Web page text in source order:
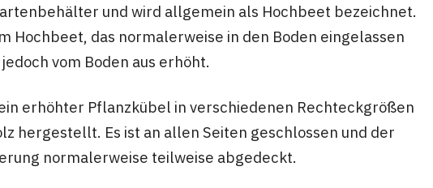
und wird allgemein als Hochbeet bezeichnet.
Hochbeet, das normalerweise in den Boden eingelassen
vom Boden aus erhöht.
erhöhter Pflanzkübel in verschiedenen Rechteckgrößen
hergestellt. Es ist an allen Seiten geschlossen und der
normalerweise teilweise abgedeckt.